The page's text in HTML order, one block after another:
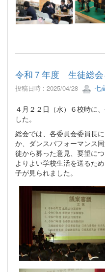
令和７年度 生徒総会
投稿日時 : 2025/04/28 七
４月２２日（水）６校時に
した。
総会では、各委員会委員長
か、ダンスパフォーマンス
徒から募った意見、要望に
よりよい学校生活を送るた
子が見られました。